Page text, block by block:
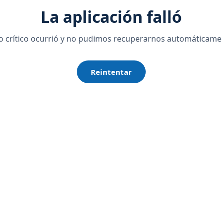
La aplicación falló
crítico ocurrió y no pudimos recuperarnos
Reintentar